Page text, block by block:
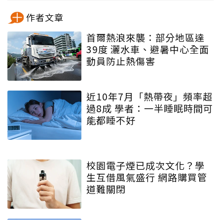
作者文章
首爾熱浪來襲：部分地區達
39度 灑水車、避暑中心全面
動員防止熱傷害
近10年7月「熱帶夜」頻率超
過8成 學者：一半睡眠時間可
能都睡不好
校園電子煙已成次文化？學
生互借風氣盛行 網路購買管
道難關閉